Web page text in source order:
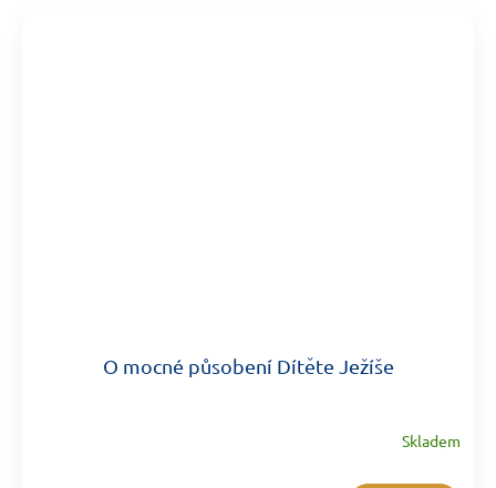
O mocné působení Dítěte Ježíše
Skladem